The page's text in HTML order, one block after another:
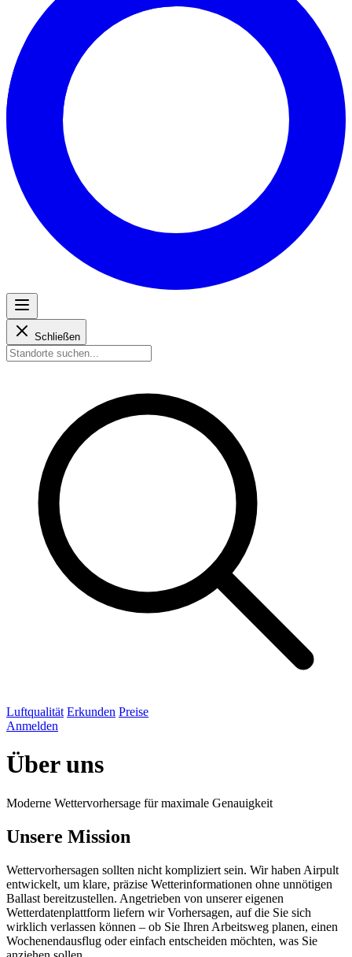
Schließen
Luftqualität Erkunden Preise
Anmelden
Über uns
Moderne Wettervorhersage für maximale Genauigkeit
Unsere Mission
Wettervorhersagen sollten nicht kompliziert sein. Wir haben Airpult
entwickelt, um klare, präzise Wetterinformationen ohne unnötigen
Ballast bereitzustellen. Angetrieben von unserer eigenen
Wetterdatenplattform liefern wir Vorhersagen, auf die Sie sich
wirklich verlassen können – ob Sie Ihren Arbeitsweg planen, einen
Wochenendausflug oder einfach entscheiden möchten, was Sie